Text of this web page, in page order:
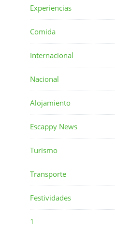
Experiencias
Comida
Internacional
Nacional
Alojamiento
Escappy News
Turismo
Transporte
Festividades
1